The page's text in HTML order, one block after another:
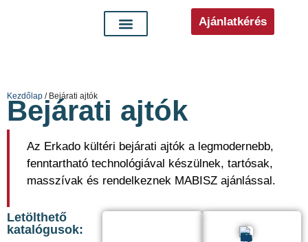
Ajánlatkérés
Kezdőlap / Bejárati ajtók
Bejárati ajtók
Az Erkado kültéri bejárati ajtók a legmodernebb,
fenntartható technológiával készülnek, tartósak,
masszívak és rendelkeznek MABISZ ajánlással.
Letölthető
katalógusok: